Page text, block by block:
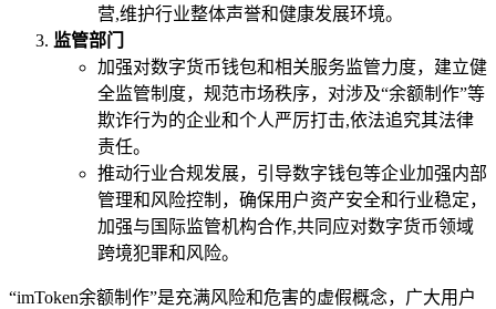
营,维护行业整体声誉和健康发展环境。
监管部门
加强对数字货币钱包和相关服务监管力度，建立健
全监管制度，规范市场秩序，对涉及“余额制作”等
欺诈行为的企业和个人严厉打击,依法追究其法律
责任。
推动行业合规发展，引导数字钱包等企业加强内部
管理和风险控制，确保用户资产安全和行业稳定，
加强与国际监管机构合作,共同应对数字货币领域
跨境犯罪和风险。
“imToken余额制作”是充满风险和危害的虚假概念，广大用户